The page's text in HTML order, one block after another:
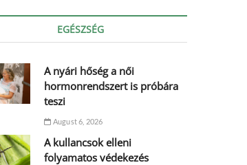
EGÉSZSÉG
A nyári hőség a női
hormonrendszert is próbára
teszi
August 6, 2026
A kullancsok elleni
folyamatos védekezés